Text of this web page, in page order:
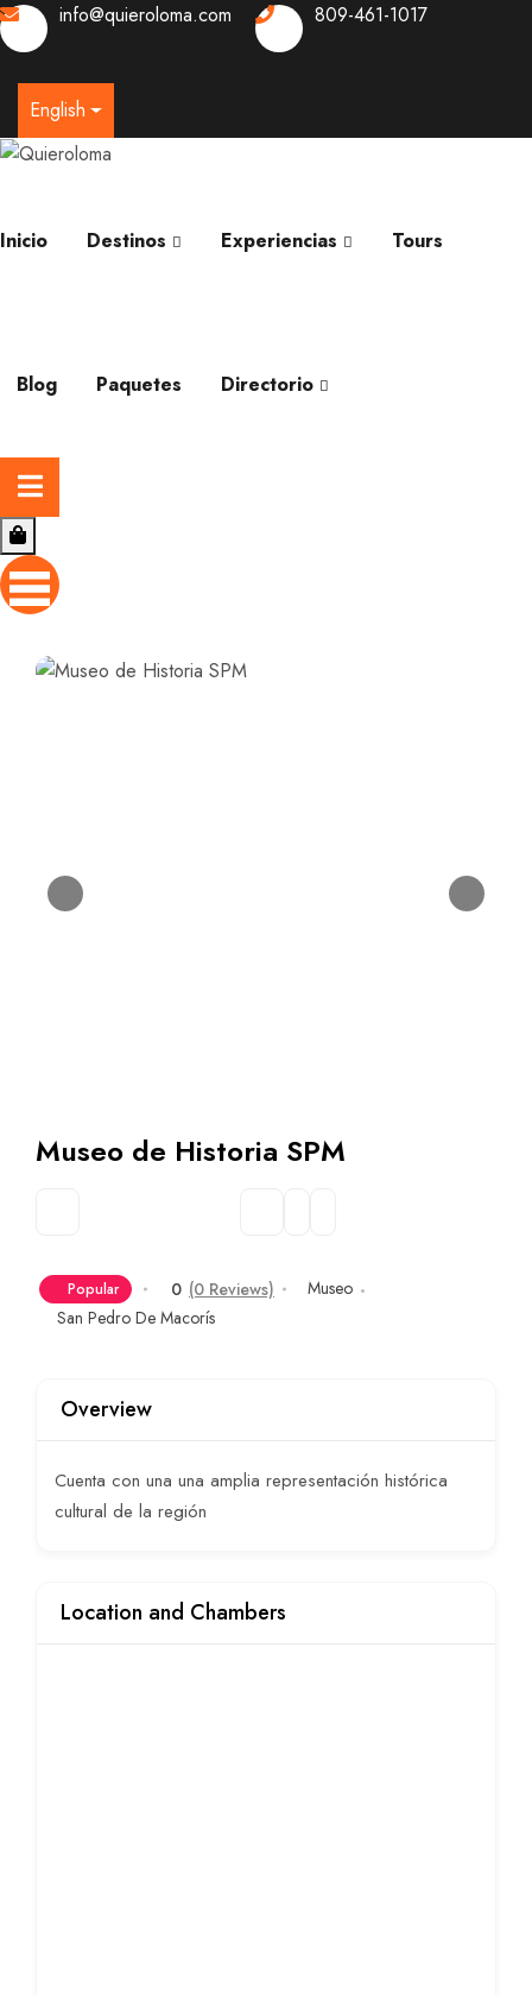
info@quieroloma.com 809-461-1017
English
Inicio Destinos Experiencias Tours
Blog Paquetes Directorio
Museo de Historia SPM
Popular 0 (0 Reviews)
Museo
San Pedro De Macorís
Overview
Cuenta con una una amplia representación histórica
cultural de la región
Location and Chambers